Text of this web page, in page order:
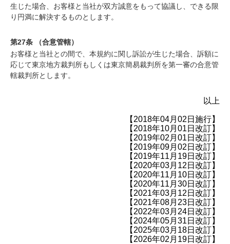
生じた場合、お客様と当社が双方誠意をもって協議し、できる限
り円満に解決するものとします。
第27条 （合意管轄）
お客様と当社との間で、本規約に関し訴訟が生じた場合、訴額に
応じて東京地方裁判所もしくは東京簡易裁判所を第一審の合意管
轄裁判所とします。
以上
【2018年04月02日施行】
【2018年10月01日改訂】
【2019年02月01日改訂】
【2019年09月02日改訂】
【2019年11月19日改訂】
【2020年03月12日改訂】
【2020年11月10日改訂】
【2020年11月30日改訂】
【2021年03月12日改訂】
【2021年08月23日改訂】
【2022年03月24日改訂】
【2024年05月31日改訂】
【2025年03月18日改訂】
【2026年02月19日改訂】